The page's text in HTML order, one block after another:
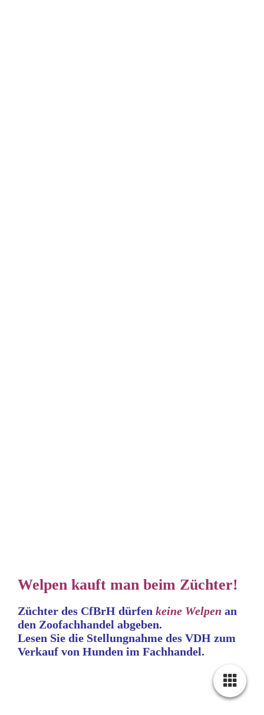
Welpen kauft man beim Züchter!
Züchter des CfBrH dürfen keine Welpen an
den Zoofachhandel abgeben.
Lesen Sie die Stellungnahme des VDH zum
Verkauf von Hunden im Fachhandel.